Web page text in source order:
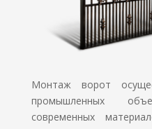
Монтаж ворот
промышленных
современных